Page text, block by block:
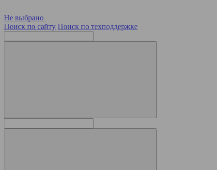
Не выбрано
Поиск по сайту Поиск по техподдержке